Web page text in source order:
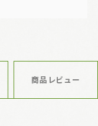
商品レビュー